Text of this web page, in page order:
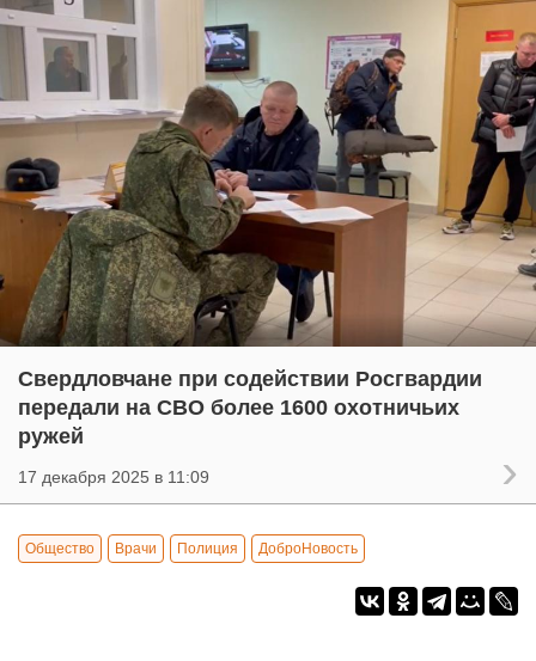
Свердловчане при содействии Росгвардии
передали на СВО более 1600 охотничьих
ружей
17 декабря 2025 в 11:09
Общество Врачи Полиция ДоброНовость